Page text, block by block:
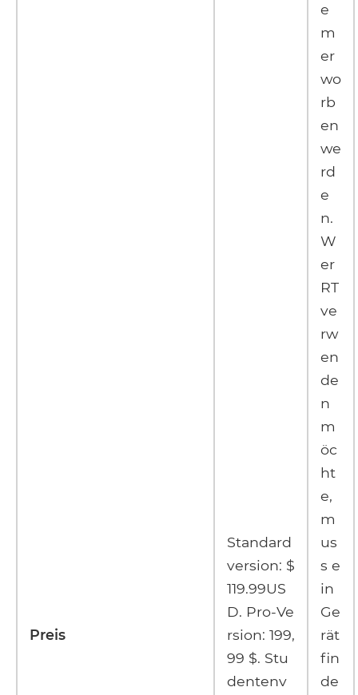
Preis
Standard
version: $
119.99US
D. Pro-Ve
rsion: 199,
99 $. Stu
dentenv
e
m
er
wo
rb
en
we
rd
e
n.
W
er
RT
ve
rw
en
de
n
m
öc
ht
e,
m
us
s e
in
Ge
rät
fin
de